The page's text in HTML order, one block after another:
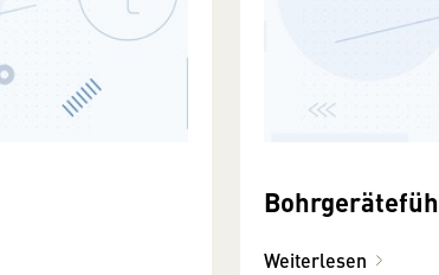
Weiterlesen